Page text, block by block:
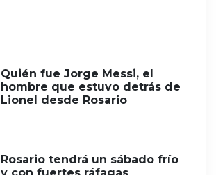
Quién fue Jorge Messi, el
hombre que estuvo detrás de
Lionel desde Rosario
Rosario tendrá un sábado frío
y con fuertes ráfagas